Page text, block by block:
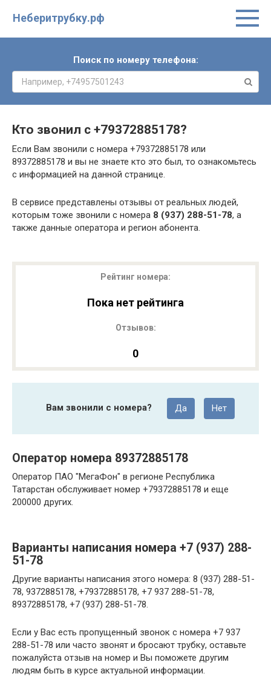
Неберитрубку.рф
Поиск по номеру телефона:
Кто звонил с +79372885178?
Если Вам звонили с номера +79372885178 или
89372885178 и вы не знаете кто это был, то ознакомьтесь
с информацией на данной странице.
В сервисе представлены отзывы от реальных людей,
которым тоже звонили с номера 8 (937) 288-51-78, а
также данные оператора и регион абонента.
Рейтинг номера:
Пока нет рейтинга
Отзывов:
0
Вам звонили с номера? Да Нет
Оператор номера 89372885178
Оператор ПАО "МегаФон" в регионе Республика
Татарстан обслуживает номер +79372885178 и еще
200000 других.
Варианты написания номера +7 (937) 288-
51-78
Другие варианты написания этого номера: 8 (937) 288-51-
78, 9372885178, +79372885178, +7 937 288-51-78,
89372885178, +7 (937) 288-51-78.
Если у Вас есть пропущенный звонок с номера +7 937
288-51-78 или часто звонят и бросают трубку, оставьте
пожалуйста отзыв на номер и Вы поможете другим
людям быть в курсе актуальной информации.